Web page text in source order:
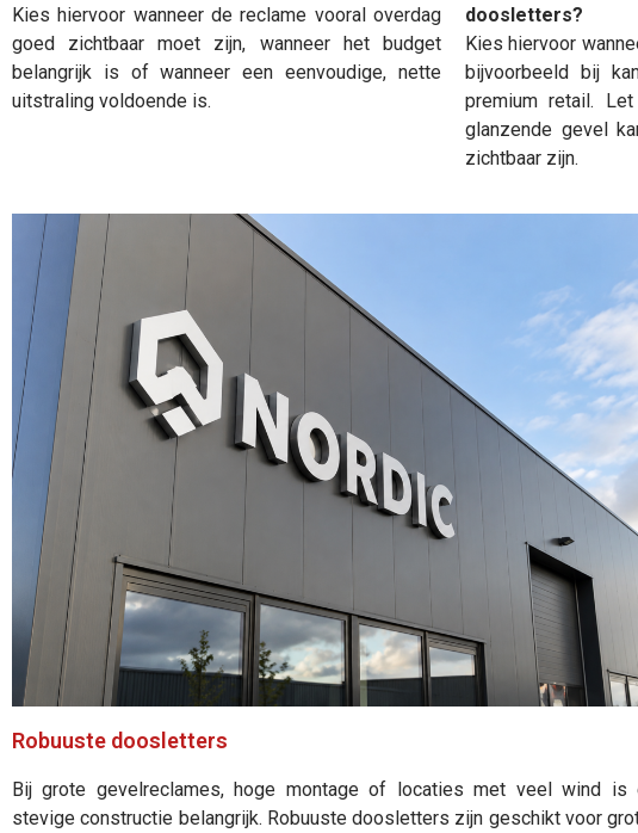
Kies hiervoor wanneer de reclame vooral overdag
goed zichtbaar moet zijn, wanneer het budget
belangrijk is of wanneer een eenvoudige, nette
uitstraling voldoende is.
doosletters?
Kies hiervoor
bijvoorbeeld bij
premium retail.
glanzende gevel
zichtbaar zijn.
Robuuste doosletters
Bij grote gevelreclames, hoge montage of locaties met veel wind is
stevige constructie belangrijk. Robuuste doosletters zijn geschikt voor